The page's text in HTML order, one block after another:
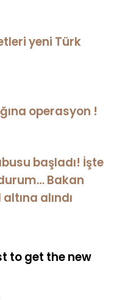
yeni Türk
operasyon !
başladı! İşte
Bakan
alındı
to get the new